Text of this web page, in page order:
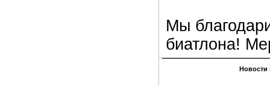
Мы
биатлона!
Новости